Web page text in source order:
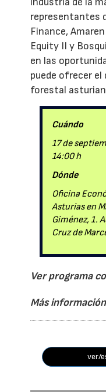
representantes
Finance,
Equity II y
en las
puede ofrecer el
forestal
Cuándo
17 de
14:00 h
Dónde
Oficina
Asturias en
Giménez, 1.
Cruz de
Ver programa
Más
ver/